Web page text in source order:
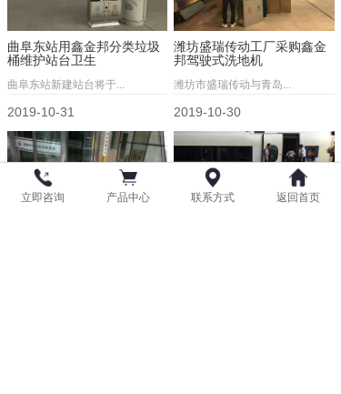
曲阜东站用鑫金邦分类垃圾
桶维护站台卫生
曲阜东站新建站台将于...
2019-10-31
潍坊盛瑞传动工厂采购鑫金
邦驾驶式洗地机
潍坊市盛瑞传动与青岛...
2019-10-30
立即咨询 产品中心 联系方式 返回首页